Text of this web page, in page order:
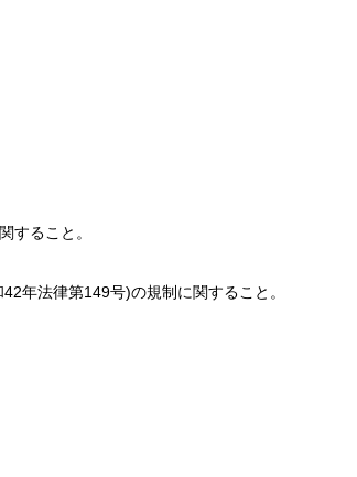
すること。
42年法律第149号)の規制に関すること。